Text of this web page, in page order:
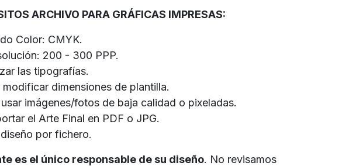
ARCHIVO PARA GRÁFICAS IMPRESAS:
Color: CMYK.
200 - 300 PPP.
las tipografías.
modificar dimensiones de plantilla.
imágenes/fotos de baja calidad o pixeladas.
el Arte Final en PDF o JPG.
por fichero.
es el único responsable de su diseño. No ​revisamos